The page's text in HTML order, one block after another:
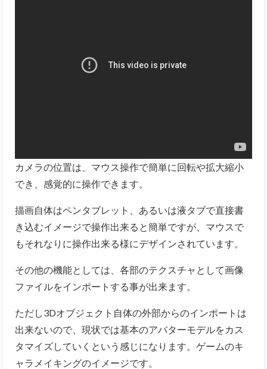
カメラの位置は、 マウス操作で簡単に回転や拡大縮小
でき、感覚的に操作できます。
描画自体はペンタブレット、あるいは液タブで直接書
き込むイメージで操作出来ると簡単ですが、マウスで
もそれなりに操作出来る様にデザインされています。
その他の機能としては、各部のテクスチャとして画像
ファイルをインポートする事が出来ます。
ただし3Dオブジェクト自体の外部からのインポートは
出来ないので、現状では基本のアバターモデルをカス
タマイズしていくという感じになります。ゲームのキ
ャラメイキングのイメージです。